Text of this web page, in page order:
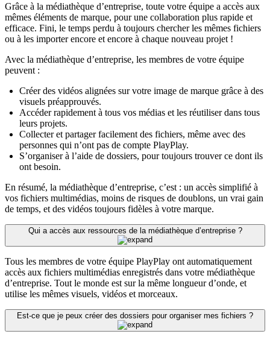
Grâce à la médiathèque d’entreprise, toute votre équipe a accès aux
mêmes éléments de marque, pour une collaboration plus rapide et
efficace. Fini, le temps perdu à toujours chercher les mêmes fichiers
ou à les importer encore et encore à chaque nouveau projet !
Avec la médiathèque d’entreprise, les membres de votre équipe
peuvent :
Créer des vidéos alignées sur votre image de marque grâce à des
visuels préapprouvés.
Accéder rapidement à tous vos médias et les réutiliser dans tous
leurs projets.
Collecter et partager facilement des fichiers, même avec des
personnes qui n’ont pas de compte PlayPlay.
S’organiser à l’aide de dossiers, pour toujours trouver ce dont ils
ont besoin.
En résumé, la médiathèque d’entreprise, c’est : un accès simplifié à
vos fichiers multimédias, moins de risques de doublons, un vrai gain
de temps, et des vidéos toujours fidèles à votre marque.
Qui a accès aux ressources de la médiathèque d’entreprise ?
Tous les membres de votre équipe PlayPlay ont automatiquement
accès aux fichiers multimédias enregistrés dans votre médiathèque
d’entreprise. Tout le monde est sur la même longueur d’onde, et
utilise les mêmes visuels, vidéos et morceaux.
Est-ce que je peux créer des dossiers pour organiser mes fichiers ?